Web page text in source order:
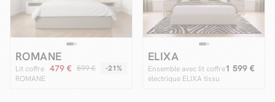
ROMANE
Lit coffre
ROMANE
479 € 599 € -21%
ELIXA
Ensemble avec lit coffre
électrique ELIXA tissu
1 599 €